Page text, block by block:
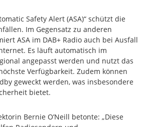
Safety Alert (ASA)“ schützt die
Im Gegensatz zu anderen
ASA im DAB+ Radio auch bei Ausfall
Es läuft automatisch im
angepasst werden und nutzt das
Verfügbarkeit. Zudem können
geweckt werden, was insbesondere
bietet.
Bernie O’Neill betonte: „Diese